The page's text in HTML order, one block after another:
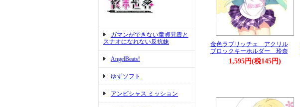
ガマンができない童貞兄貴と
スナオになれない反抗妹
AngelBeats!
ゆずソフト
アンビシャス ミッション
金色ラブリッチェ アクリル
ブロックキーホルダー 玲奈
1,595円(税145円)